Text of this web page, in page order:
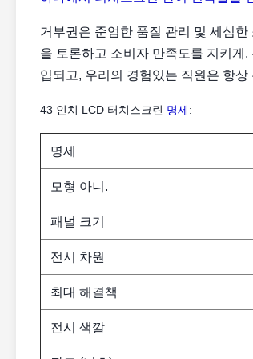
거부권은 준엄한 품질 관리 및 세심
을 토론하고 소비자 만족도를 지키게
입되고, 우리의 경험있는 직원은 항
43 인치 LCD 터치스크린 명세:
명세
모형 아니.
패널 크기
전시 차원
최대 해결책
전시 색깔